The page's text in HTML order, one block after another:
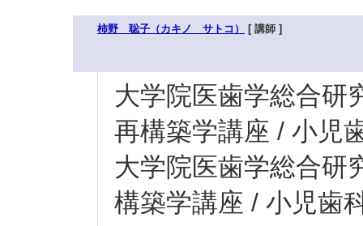
柿野 聡子（カキノ サトコ） [ 講師 ]
大学院医歯学総合研
再構築学講座 / 小児
大学院医歯学総合研
構築学講座 / 小児歯